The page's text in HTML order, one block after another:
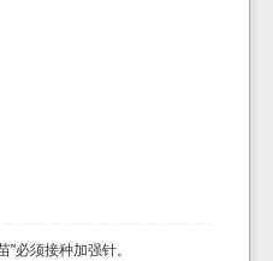
必须接种加强针。